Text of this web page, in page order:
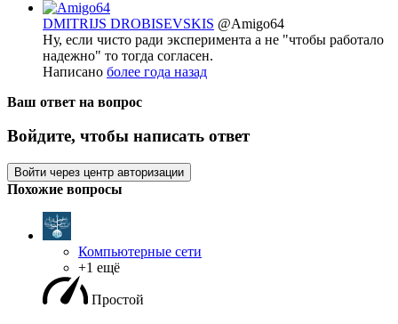
DMITRIJS DROBISEVSKIS @Amigo64
Ну, если чисто ради эксперимента а не "чтобы работало
надежно" то тогда согласен.
Написано более года назад
Ваш ответ на вопрос
Войдите, чтобы написать ответ
Войти через центр авторизации
Похожие вопросы
Компьютерные сети
+1 ещё
Простой